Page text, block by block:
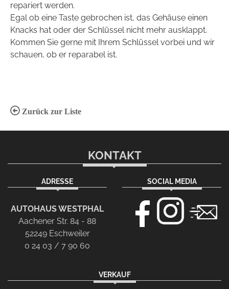
repariert werden.
Egal ob eine Taste gebrochen ist, das Gehäuse einen
Knacks hat oder der Schlüssel nicht mehr ausklappt.
Kommen Sie gerne mit Ihrem Schlüssel vorbei und wir
schauen, ob er reparabel ist.
Zurück zur Liste
KONTAKT
ADRESSE
AUTOHAUS WESTPHAL
Aachener Str. 84 - 88
52249 Eschweiler
0 24 03 / 7 90 60
SOCIAL MEDIA
VERKAUF